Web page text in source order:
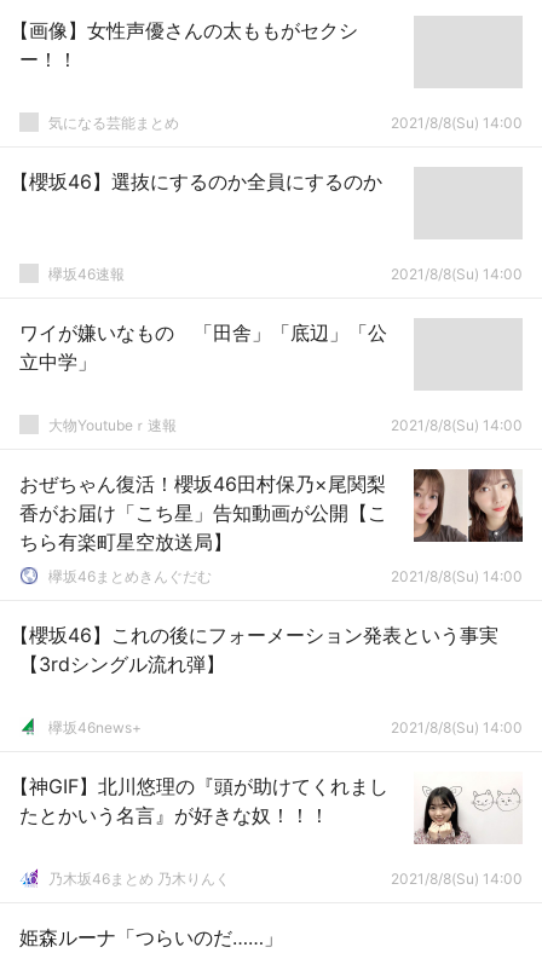
【画像】女性声優さんの太ももがセクシ
ー！！
気になる芸能まとめ 2021/8/8(Su) 14:00
【櫻坂46】選抜にするのか全員にするのか
欅坂46速報 2021/8/8(Su) 14:00
ワイが嫌いなもの 「田舎」「底辺」「公
立中学」
大物Youtubeｒ速報 2021/8/8(Su) 14:00
おぜちゃん復活！櫻坂46田村保乃×尾関梨
香がお届け「こち星」告知動画が公開【こ
ちら有楽町星空放送局】
欅坂46まとめきんぐだむ 2021/8/8(Su) 14:00
【櫻坂46】これの後にフォーメーション発表という事実
【3rdシングル流れ弾】
欅坂46news+ 2021/8/8(Su) 14:00
【神GIF】北川悠理の『頭が助けてくれまし
たとかいう名言』が好きな奴！！！
乃木坂46まとめ 乃木りんく 2021/8/8(Su) 14:00
姫森ルーナ「つらいのだ……」